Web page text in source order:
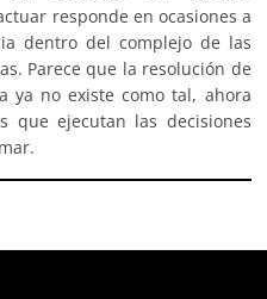
responde en ocasiones a
dentro del complejo de las
Parece que la resolución de
ya no existe como tal, ahora
que ejecutan las decisiones